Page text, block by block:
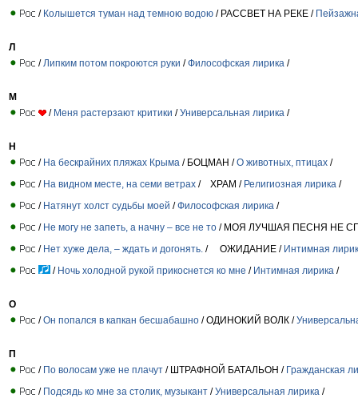
/ Колышется туман над темною водою / РАССВЕТ НА РЕКЕ /
Л
/ Липким потом покроются руки /Философская лирика /
М
/ Меня растерзают критики /Универсальная лирика /
Н
/ На бескрайних пляжах Крыма / БОЦМАН /О животных, птицах /
/ На видном месте, на семи ветрах / ХРАМ / Религиозная лирика /
/ Натянут холст судьбы моей /Философская лирика /
/ Не могу не запеть, а начну – все не то / МОЯ ЛУЧШАЯ ПЕСНЯ НЕ
/ Нет хуже дела, – ждать и догонять. / ОЖИДАНИЕ / Интимная
/ Ночь холодной рукой прикоснется ко мне / Интимная лирика /
О
/Он попался в капкан бесшабашно / ОДИНОКИЙ ВОЛК /
П
/ По волосам уже не плачут / ШТРАФНОЙ БАТАЛЬОН / Гражданская
/ Подсядь ко мне за столик, музыкант /Универсальная лирика /